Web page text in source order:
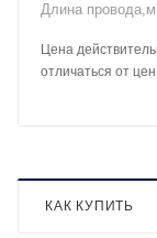
Длина провода,м
Цена
отличаться от
КАК КУПИТЬ